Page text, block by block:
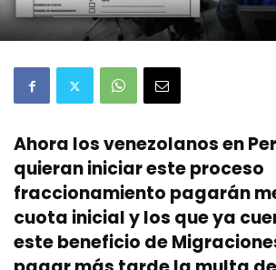
Ahora los venezolanos en
quieran iniciar este proceso
fraccionamiento pagarán
cuota inicial y los que ya
este beneficio de